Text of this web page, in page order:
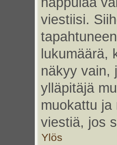
viestiisi.
lukumäärä,
näkyy vain,
ylläpitäjä
muokattu ja
viestiä, jos
Ylös